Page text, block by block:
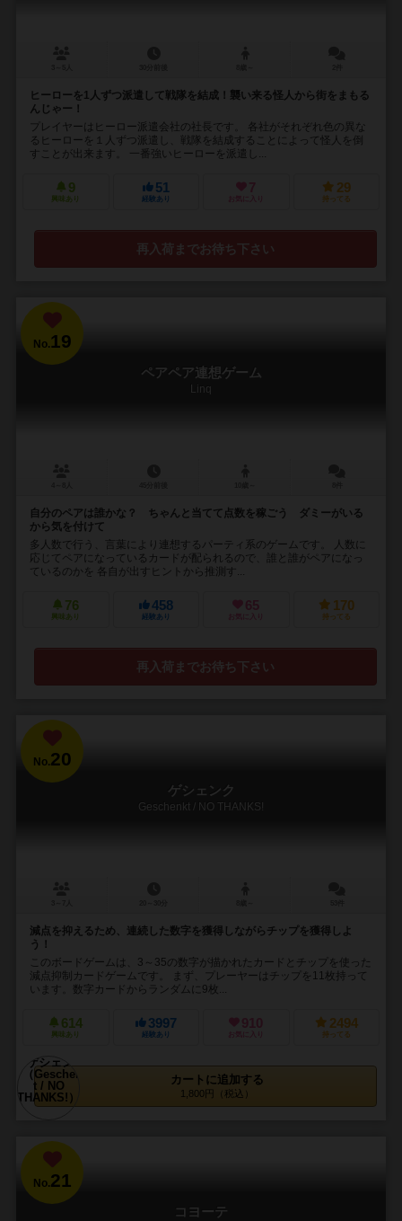
ヒーローを1人ずつ派遣して戦隊を結成！襲い来る怪人から街をまもる
んじゃー！
プレイヤーはヒーロー派遣会社の社長です。 各社がそれぞれ色の異な
るヒーローを１人ずつ派遣し、戦隊を結成することによって怪人を倒
すことが出来ます。 一番強いヒーローを派遣し...
9
興味あり
51
経験あり
7
お気に入り
29
持ってる
再入荷までお待ち下さい
No.19
ペアペア連想ゲーム
Linq
自分のペアは誰かな？ ちゃんと当てて点数を稼ごう ダミーがいる
から気を付けて
多人数で行う、言葉により連想するパーティ系のゲームです。 人数に
応じてペアになっているカードが配られるので、誰と誰がペアになっ
ているのかを 各自が出すヒントから推測す...
76
興味あり
458
経験あり
65
お気に入り
170
持ってる
再入荷までお待ち下さい
No.20
ゲシェンク
Geschenkt / NO THANKS!
減点を抑えるため、連続した数字を獲得しながらチップを獲得しよ
う！
このボードゲームは、3～35の数字が描かれたカードとチップを使った
減点抑制カードゲームです。 まず、プレーヤーはチップを11枚持って
います。数字カードからランダムに9枚...
614
興味あり
3997
経験あり
910
お気に入り
2494
持ってる
カートに追加する
1,800円（税込）
No.21
コヨーテ